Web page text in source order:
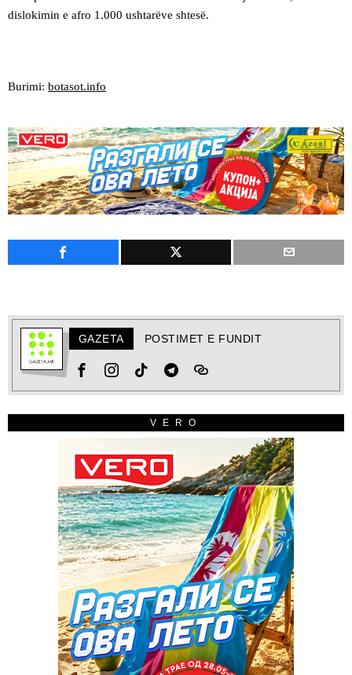
dislokimin e afro 1.000 ushtarëve shtesë.
Burimi: botasot.info
GAZETA POSTIMET E FUNDIT
VERO